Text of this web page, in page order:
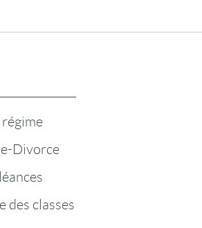
régime
Divorce
des classes